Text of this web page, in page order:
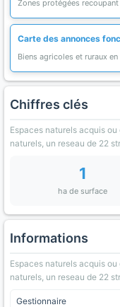
Zones protégées
Carte des annonces
Biens agricoles et ruraux en
Chiffres clés
Espaces naturels acquis ou
naturels, un reseau de 22
1
ha de surface
Informations
Espaces naturels acquis ou
naturels, un reseau de 22
Gestionnaire